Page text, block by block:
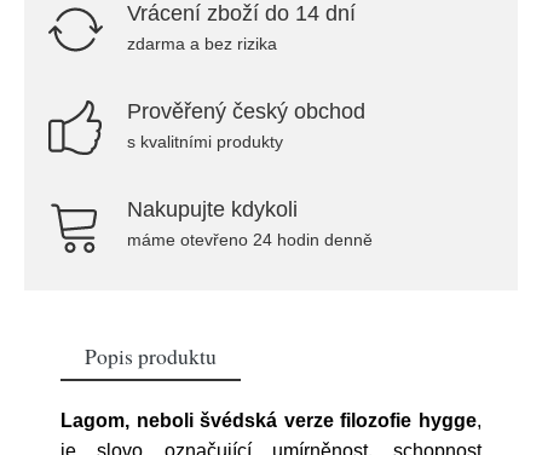
Vrácení zboží do 14 dní
zdarma a bez rizika
Prověřený český obchod
s kvalitními produkty
Nakupujte kdykoli
máme otevřeno 24 hodin denně
Popis produktu
Lagom, neboli švédská verze filozofie hygge,
je slovo označující umírněnost, schopnost